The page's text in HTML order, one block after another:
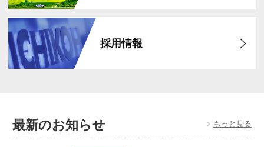
採用情報
最新のお知らせ もっと見る